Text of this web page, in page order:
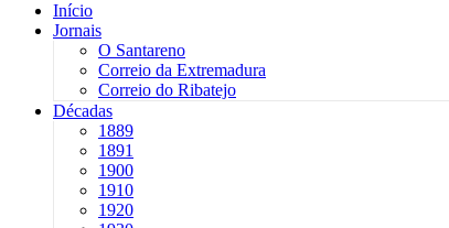
Início
Jornais
O Santareno
Correio da Extremadura
Correio do Ribatejo
Décadas
1889
1891
1900
1910
1920